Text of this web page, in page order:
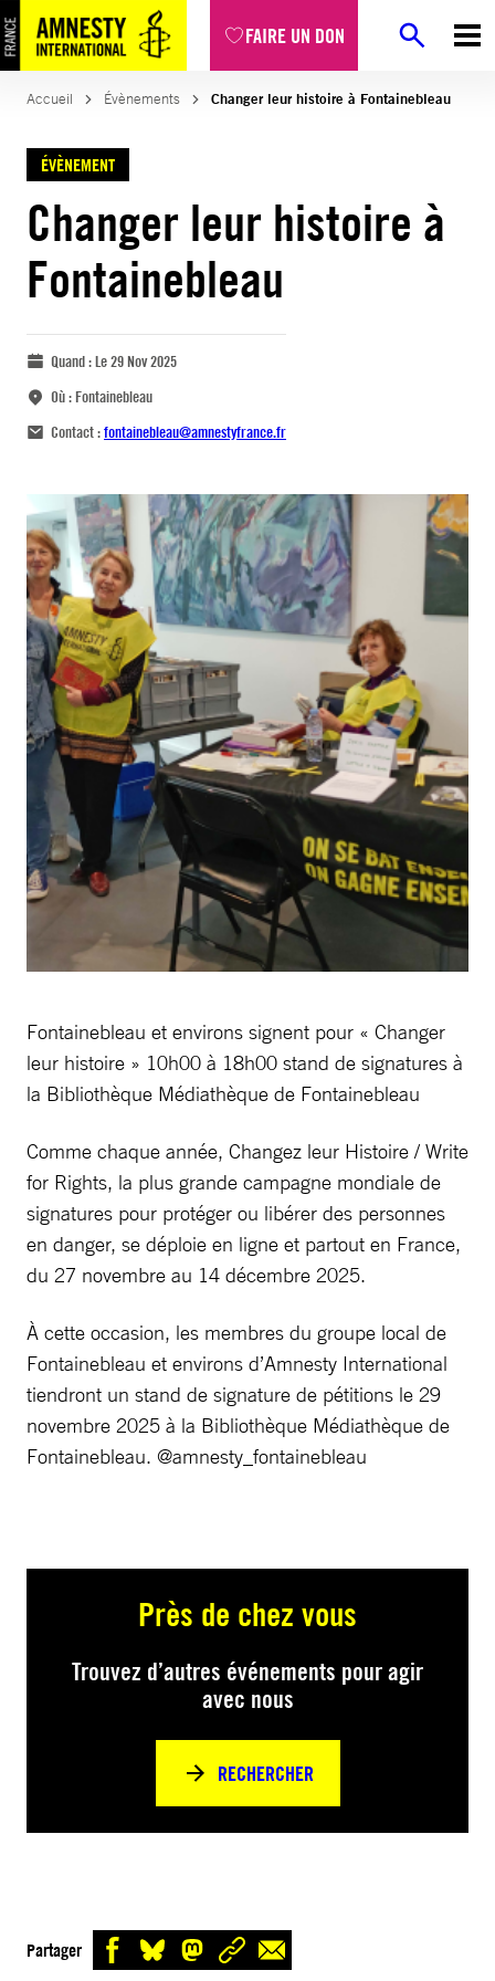
FAIRE UN DON
Accueil Évènements Changer leur histoire à Fontainebleau
ÉVÈNEMENT
Changer leur histoire à
Fontainebleau
Quand :Le 29 Nov 2025
Où :Fontainebleau
Contact :fontainebleau@amnestyfrance.fr
Fontainebleau et environs signent pour « Changer
leur histoire » 10h00 à 18h00 stand de signatures à
la Bibliothèque Médiathèque de Fontainebleau
Comme chaque année, Changez leur Histoire / Write
for Rights, la plus grande campagne mondiale de
signatures pour protéger ou libérer des personnes
en danger, se déploie en ligne et partout en France,
du 27 novembre au 14 décembre 2025.
À cette occasion, les membres du groupe local de
Fontainebleau et environs d’Amnesty International
tiendront un stand de signature de pétitions le 29
novembre 2025 à la Bibliothèque Médiathèque de
Fontainebleau. @amnesty_fontainebleau
Près de chez vous
Trouvez d’autres événements pour agir
avec nous
RECHERCHER
Partager